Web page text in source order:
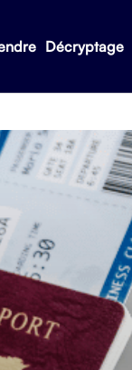
Décryptage